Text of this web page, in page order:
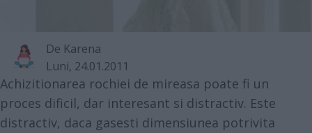
De Karena
Luni, 24.01.2011
Achizitionarea rochiei de mireasa poate fi un
proces dificil, dar interesant si distractiv. Este
distractiv, daca gasesti dimensiunea potrivita